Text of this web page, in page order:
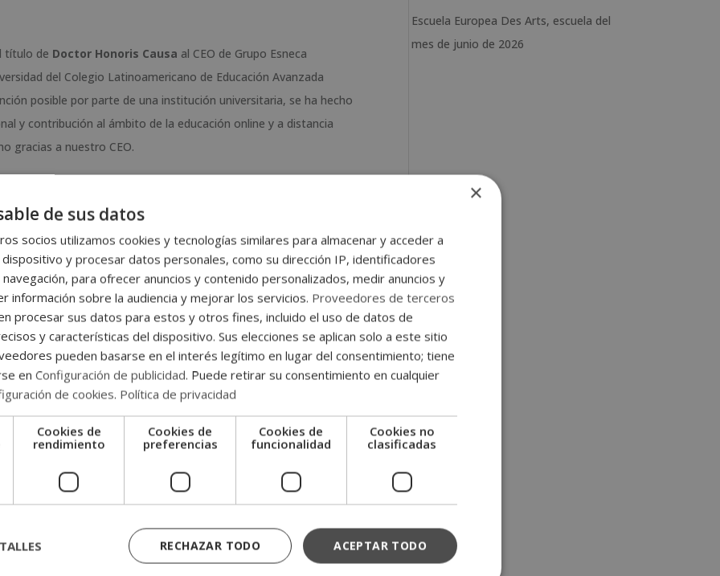
título de Doctor Honoris Causa al CEO de Grupo Esneca
del Colegio Latinoamericano de Educación Avanzada
posible por parte de una institución universitaria, se ha hecho
y contribución al ámbito de la educación online y a distancia
gracias a nuestro CEO.
del Señor Rector Doctor Eduardo Cancino Pérez, que ha
él el Doctor Víctor Olas, director de Posgrado Internacional de
Esneca
evolución del aprendizaje en línea.
Jenny Valencia Villafranca, en representación de esta
Costales, director de Marketing Digital y Contenidos de la
Truébano Fernández, CEO del Grupo Doctrina Qualitas.
de experiencia en el sector. Liderada por Albert Pinyol, CEO del
reconocimiento, nuestro grupo de escuelas de negocios
online y a distancia, así como en la promoción de la
calidaddesde todo el mundo.
como una de las instituciones formativas más
presencia en España y Latinoamérica, pero también en países
de nuestro CEO, consiguiendo una consolidación ambos en su
Escuela Europea Des Arts, escuela del
mes de junio de 2026
×
de sus datos
socios utilizamos cookies y tecnologías similares para almacenar y acceder a
dispositivo y procesar datos personales, como su dirección IP, identificadores
para ofrecer anuncios y contenido personalizados, medir anuncios y
información sobre la audiencia y mejorar los servicios. Proveedores de terceros
procesar sus datos para estos y otros fines, incluido el uso de datos de
y características del dispositivo. Sus elecciones se aplican solo a este sitio
pueden basarse en el interés legítimo en lugar del consentimiento; tiene
en Configuración de publicidad. Puede retirar su consentimiento en cualquier
de cookies. Política de privacidad
Cookies de
rendimiento
Cookies de
preferencias
Cookies de
funcionalidad
Cookies no
clasificadas
ACEPTAR TODO
RECHAZAR TODO